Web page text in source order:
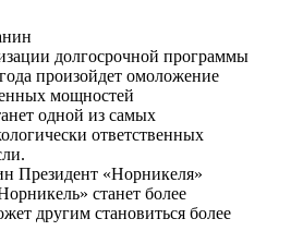
долгосрочной программы
произойдет омоложение
мощностей
одной из самых
ответственных
Президент «Норникеля»
станет более
другим становиться более